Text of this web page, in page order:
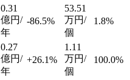
0.31
億円/
年
-86.5%
53.51
万円/
個
1.8%
0.27
億円/
年
+26.1%
1.11
万円/
個
100.0%